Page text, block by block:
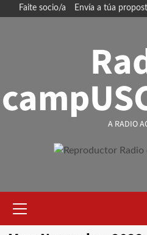
Faite socio/a Envía a túa
A RADIO
Menu